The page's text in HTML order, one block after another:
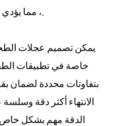
يمكن تصميم عجلات
خاصة في تطبيقات
بتفاوتات محددة لضمان
الانتهاء أكثر دقة
الدقة مهم بشكل خاص